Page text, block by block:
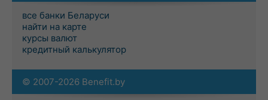
все банки Беларуси
найти на карте
курсы валют
кредитный калькулятор
© 2007-2026 Benefit.by